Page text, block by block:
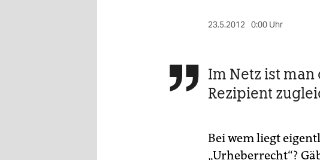
23.5.2012 0:00 Uhr
 Im Netz ist
Rezipient
Bei wem liegt
„Urheberrecht“?